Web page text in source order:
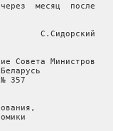
месяц  после
С.Сидорский
Совета Министров
357